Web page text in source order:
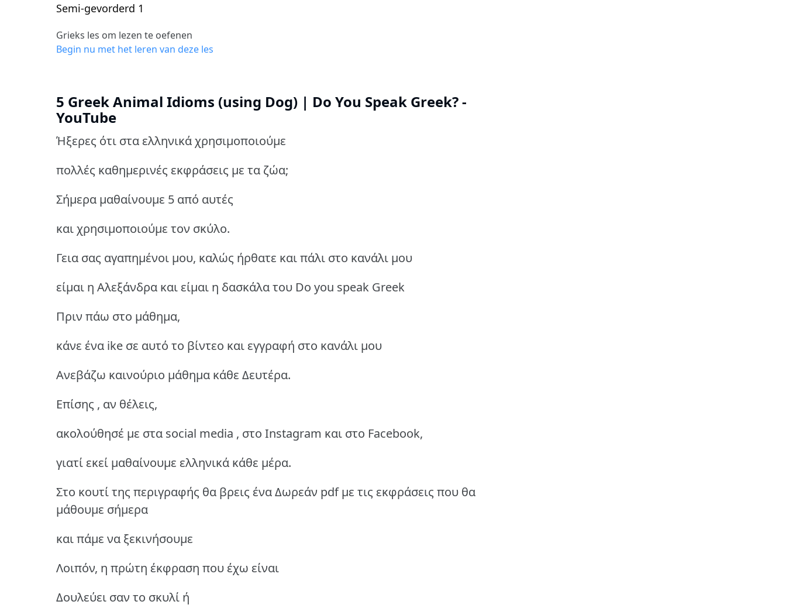
Semi-gevorderd 1
Grieks les om lezen te oefenen
Begin nu met het leren van deze les
5 Greek Animal Idioms (using Dog) | Do You Speak Greek? -
YouTube
Ήξερες ότι στα ελληνικά χρησιμοποιούμε
πολλές καθημερινές εκφράσεις με τα ζώα;
Σήμερα μαθαίνουμε 5 από αυτές
και χρησιμοποιούμε τον σκύλο.
Γεια σας αγαπημένοι μου, καλώς ήρθατε και πάλι στο κανάλι μου
είμαι η Αλεξάνδρα και είμαι η δασκάλα του Do you speak Greek
Πριν πάω στο μάθημα,
κάνε ένα ike σε αυτό το βίντεο και εγγραφή στο κανάλι μου
Ανεβάζω καινούριο μάθημα κάθε Δευτέρα.
Επίσης , αν θέλεις,
ακολούθησέ με στα social media , στο Instagram και στο Facebook,
γιατί εκεί μαθαίνουμε ελληνικά κάθε μέρα.
Στο κουτί της περιγραφής θα βρεις ένα Δωρεάν pdf με τις εκφράσεις που θα
μάθουμε σήμερα
και πάμε να ξεκινήσουμε
Λοιπόν, η πρώτη έκφραση που έχω είναι
Δουλεύει σαν το σκυλί ή